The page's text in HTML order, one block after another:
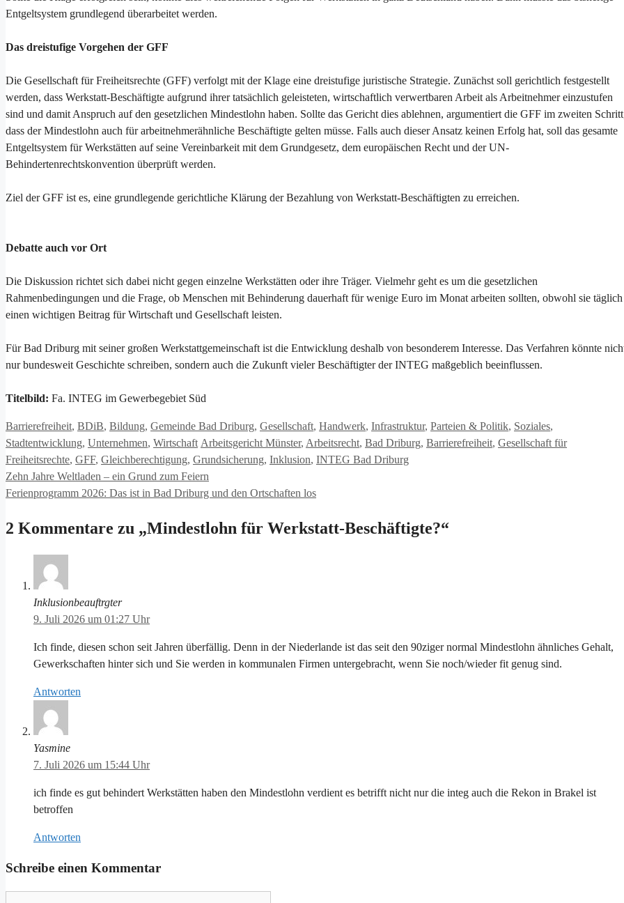
Entgeltsystem grundlegend überarbeitet werden.
Das dreistufige Vorgehen der GFF
Die Gesellschaft für Freiheitsrechte (GFF) verfolgt mit der Klage eine dreistufige juristische Strategie. Zunächst soll gerichtlich festgestellt
werden, dass Werkstatt-Beschäftigte aufgrund ihrer tatsächlich geleisteten, wirtschaftlich verwertbaren Arbeit als Arbeitnehmer einzustufen
sind und damit Anspruch auf den gesetzlichen Mindestlohn haben. Sollte das Gericht dies ablehnen, argumentiert die GFF im zweiten
dass der Mindestlohn auch für arbeitnehmerähnliche Beschäftigte gelten müsse. Falls auch dieser Ansatz keinen Erfolg hat, soll das gesamte
Entgeltsystem für Werkstätten auf seine Vereinbarkeit mit dem Grundgesetz, dem europäischen Recht und der UN-
Behindertenrechtskonvention überprüft werden.
Ziel der GFF ist es, eine grundlegende gerichtliche Klärung der Bezahlung von Werkstatt-Beschäftigten zu erreichen.
Debatte auch vor Ort
Die Diskussion richtet sich dabei nicht gegen einzelne Werkstätten oder ihre Träger. Vielmehr geht es um die gesetzlichen
Rahmenbedingungen und die Frage, ob Menschen mit Behinderung dauerhaft für wenige Euro im Monat arbeiten sollten, obwohl sie täglich
einen wichtigen Beitrag für Wirtschaft und Gesellschaft leisten.
Für Bad Driburg mit seiner großen Werkstattgemeinschaft ist die Entwicklung deshalb von besonderem Interesse. Das Verfahren könnte
nur bundesweit Geschichte schreiben, sondern auch die Zukunft vieler Beschäftigter der INTEG maßgeblich beeinflussen.
Titelbild: Fa. INTEG im Gewerbegebiet Süd
Kategorien
Barrierefreiheit, BDiB, Bildung, Gemeinde Bad Driburg, Gesellschaft, Handwerk, Infrastruktur, Parteien & Politik, Soziales,
Stadtentwicklung, Unternehmen, Wirtschaft Schlagwörter
Arbeitsgericht Münster, Arbeitsrecht, Bad Driburg, Barrierefreiheit, Gesellschaft für
Freiheitsrechte, GFF, Gleichberechtigung, Grundsicherung, Inklusion, INTEG Bad Driburg
Zehn Jahre Weltladen – ein Grund zum Feiern
Ferienprogramm 2026: Das ist in Bad Driburg und den Ortschaften los
2 Kommentare zu „Mindestlohn für Werkstatt-Beschäftigte?“
Inklusionbeauftrgter
9. Juli 2026 um 01:27 Uhr
Ich finde, diesen schon seit Jahren überfällig. Denn in der Niederlande ist das seit den 90ziger normal Mindestlohn ähnliches Gehalt,
Gewerkschaften hinter sich und Sie werden in kommunalen Firmen untergebracht, wenn Sie noch/wieder fit genug sind.
Antworten
Yasmine
7. Juli 2026 um 15:44 Uhr
ich finde es gut behindert Werkstätten haben den Mindestlohn verdient es betrifft nicht nur die integ auch die Rekon in Brakel ist
betroffen
Antworten
Schreibe einen Kommentar